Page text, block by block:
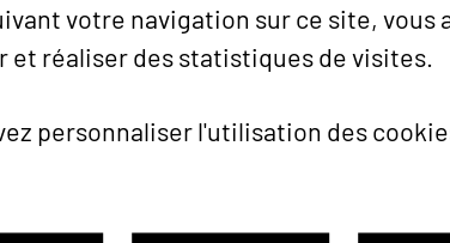
votre navigation sur ce site,
et réaliser des statistiques de visites.
personnaliser l'utilisation des